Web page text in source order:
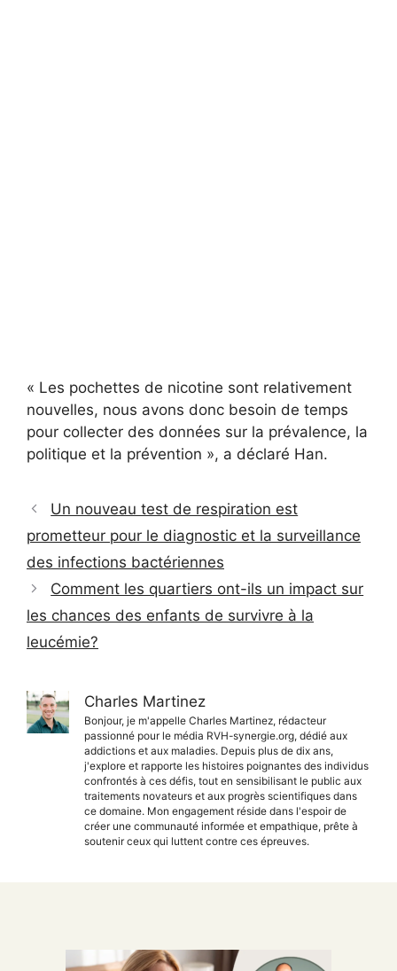
« Les pochettes de nicotine sont relativement
nouvelles, nous avons donc besoin de temps
pour collecter des données sur la prévalence, la
politique et la prévention », a déclaré Han.
Un nouveau test de respiration est
prometteur pour le diagnostic et la surveillance
des infections bactériennes
Comment les quartiers ont-ils un impact sur
les chances des enfants de survivre à la
leucémie?
Charles Martinez
Bonjour, je m'appelle Charles Martinez, rédacteur
passionné pour le média RVH-synergie.org, dédié aux
addictions et aux maladies. Depuis plus de dix ans,
j'explore et rapporte les histoires poignantes des individus
confrontés à ces défis, tout en sensibilisant le public aux
traitements novateurs et aux progrès scientifiques dans
ce domaine. Mon engagement réside dans l'espoir de
créer une communauté informée et empathique, prête à
soutenir ceux qui luttent contre ces épreuves.